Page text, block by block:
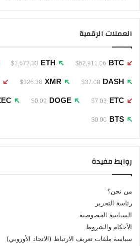
العملات الرقمية
BTC
$62,911.06
ETH
$1,673.33
DASH
$37.08
XMR
$326.36
ETC
$7.03
DOGE
$0.09
BTS
$0.00
روابط مفيدة
من نحن؟
رئاسة التحرير
السياسة الخصوصية
الأحكام والشروط
سياسة ملفات تعريف الارتباط (الاتحاد الأوروبي)